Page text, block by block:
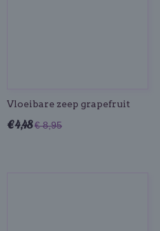
Vloeibare zeep grapefruit
€ 4,48€ 8,95